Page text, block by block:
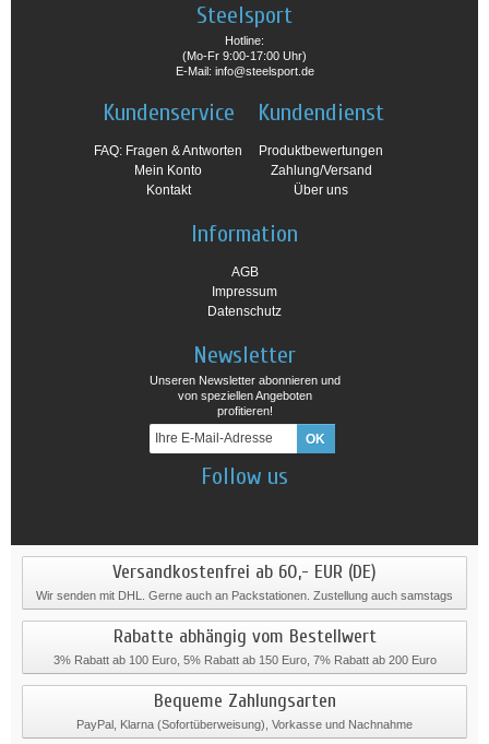
Steelsport
Hotline:
(Mo-Fr 9:00-17:00 Uhr)
E-Mail: info@steelsport.de
Kundenservice
FAQ: Fragen & Antworten
Mein Konto
Kontakt
Kundendienst
Produktbewertungen
Zahlung/Versand
Über uns
Information
AGB
Impressum
Datenschutz
Newsletter
Unseren Newsletter abonnieren und
von speziellen Angeboten
profitieren!
Follow us
Versandkostenfrei ab 60,- EUR (DE)
Wir senden mit DHL. Gerne auch an Packstationen. Zustellung auch samstags
Rabatte abhängig vom Bestellwert
3% Rabatt ab 100 Euro, 5% Rabatt ab 150 Euro, 7% Rabatt ab 200 Euro
Bequeme Zahlungsarten
PayPal, Klarna (Sofortüberweisung), Vorkasse und Nachnahme